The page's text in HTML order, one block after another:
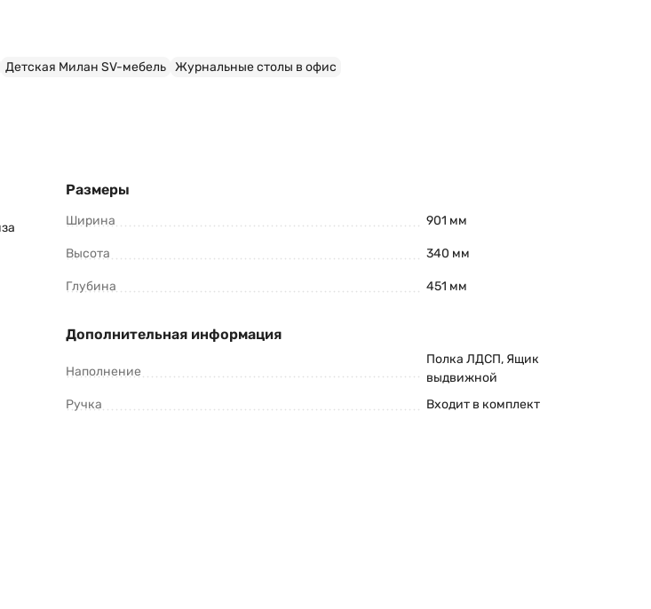
Детская Милан SV-мебель Журнальные столы в офис
Размеры
Ширина 901 мм
Высота 340 мм
Глубина 451 мм
Дополнительная информация
Наполнение
Полка ЛДСП, Ящик
выдвижной
Ручка
Входит в комплект